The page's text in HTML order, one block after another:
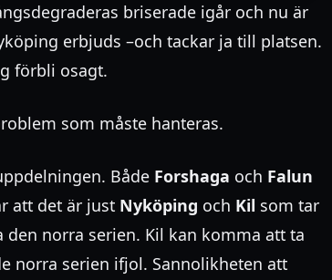
briserade igår och nu är
erbjuds –och tackar ja till platsen.
förbli osagt.
som måste hanteras.
Både Forshaga och Falun
att det är just Nyköping och Kil som tar
norra serien. Kil kan komma att ta
norra serien ifjol. Sannolikheten att